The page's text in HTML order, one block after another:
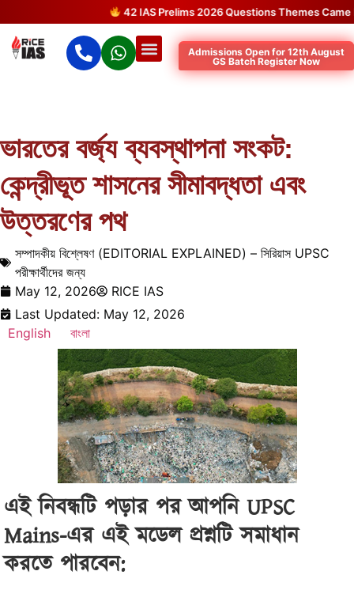
42 IAS Prelims 2026 Questions Themes Came
Admissions Open for 12th August
GS Batch Register Now
ভারতের বর্জ্য ব্যবস্থাপনা সংকট:
কেন্দ্রীভূত শাসনের সীমাবদ্ধতা এবং
উত্তরণের পথ
সম্পাদকীয় বিশ্লেষণ (EDITORIAL EXPLAINED) – সিরিয়াস UPSC
পরীক্ষার্থীদের জন্য
May 12, 2026
RICE IAS
Last Updated: May 12, 2026
English
বাংলা
এই নিবন্ধটি পড়ার পর আপনি UPSC
Mains-এর এই মডেল প্রশ্নটি সমাধান
করতে পারবেন: